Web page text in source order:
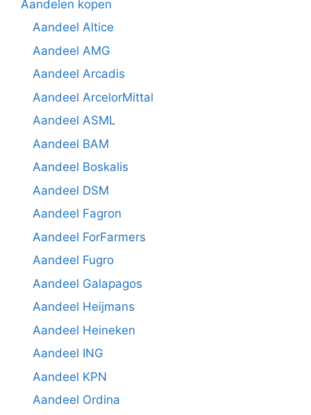
Aandelen kopen
Aandeel Altice
Aandeel AMG
Aandeel Arcadis
Aandeel ArcelorMittal
Aandeel ASML
Aandeel BAM
Aandeel Boskalis
Aandeel DSM
Aandeel Fagron
Aandeel ForFarmers
Aandeel Fugro
Aandeel Galapagos
Aandeel Heijmans
Aandeel Heineken
Aandeel ING
Aandeel KPN
Aandeel Ordina